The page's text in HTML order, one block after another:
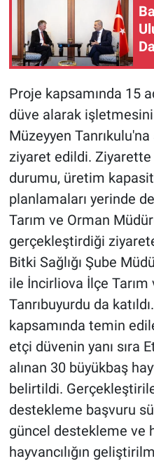
Proje kapsamında 15
düve alarak
Müzeyyen
ziyaret edildi.
durumu, üretim
planlamaları yerinde
Tarım ve Orman
gerçekleştirdiği
Bitki Sağlığı Şube
ile İncirliova İlçe
Tanrıbuyurdu da
kapsamında temin
etçi düvenin yanı sıra
alınan 30 büyükbaş
belirtildi.
destekleme başvuru
güncel destekleme ve
hayvancılığın